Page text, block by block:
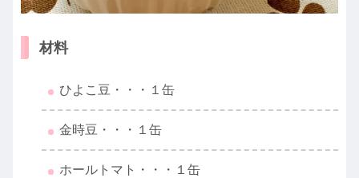
材料
ひよこ豆・・・１缶
金時豆・・・１缶
ホールトマト・・・１缶